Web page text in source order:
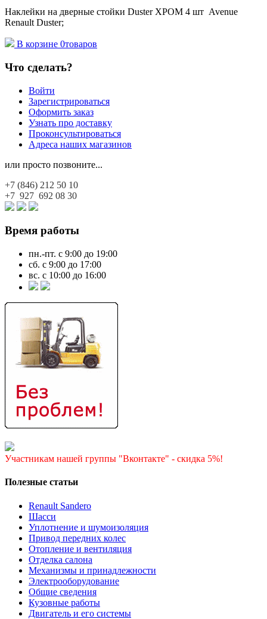
Наклейки на дверные стойки Duster ХРОМ 4 шт Avenue
Renault Duster;
В корзине 0товаров
Что сделать?
Войти
Зарегистрироваться
Оформить заказ
Узнать про доставку
Проконсультироваться
Адреса наших магазинов
или просто позвоните...
+7 (846) 212 50 10
+7 927 692 08 30
Время работы
пн.-пт. с 9:00 до 19:00
сб. с 9:00 до 17:00
вс. с 10:00 до 16:00
Участникам нашей группы "Вконтакте" - скидка 5%!
Полезные статьи
Renault Sandero
Шасси
Уплотнение и шумоизоляция
Привод передних колес
Отопление и вентиляция
Отделка салона
Механизмы и принадлежности
Электрооборудование
Общие сведения
Кузовные работы
Двигатель и его системы